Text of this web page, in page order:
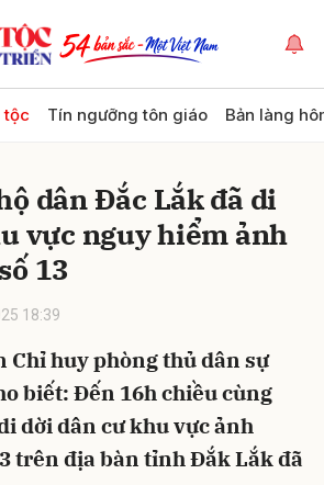
tộc Tín ngưỡng tôn giáo Bản làng
dân Đắc Lắk đã di
vực nguy hiểm ảnh
13
18:39
Chỉ huy phòng thủ dân sự
biết: Đến 16h chiều cùng
dời dân cư khu vực ảnh
trên địa bàn tỉnh Đắk Lắk đã